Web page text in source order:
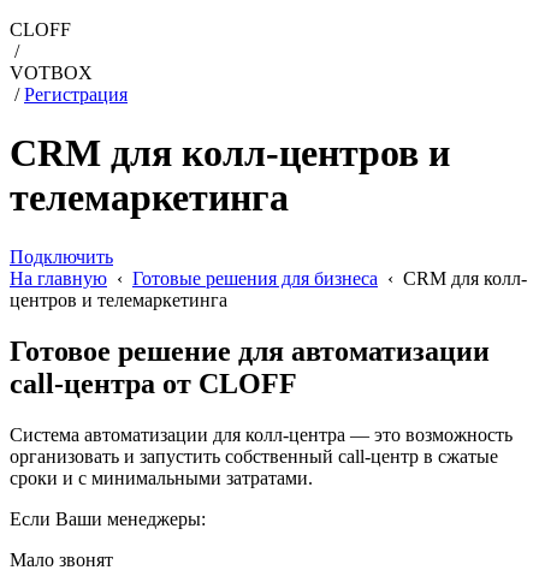
CLOFF
/
VOTBOX
/Регистрация
CRM для колл-центров и
телемаркетинга
Подключить
На главную ‹ Готовые решения для бизнеса ‹ CRM для колл-
центров и телемаркетинга
Готовое решение для автоматизации
call-центра от CLOFF
Система автоматизации для колл-центра — это возможность
организовать и запустить собственный call-центр в сжатые
сроки и с минимальными затратами.
Если Ваши менеджеры:
Мало звонят